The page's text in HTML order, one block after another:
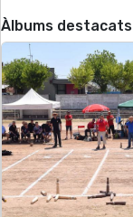
Àlbums destacats